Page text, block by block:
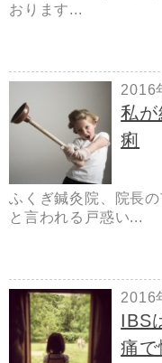
おります...
2016
私
痢
ふくぎ鍼灸院、院長
と言われる戸惑い...
2016
IBS
痛